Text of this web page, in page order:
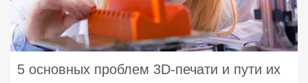
5 основных проблем 3D-печати и пути их